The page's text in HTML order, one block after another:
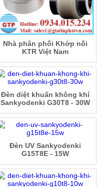
Nhà phân phối Khớp nối
KTR Việt Nam
Đèn diệt khuẩn không khí
Sankyodenki G30T8 - 30W
Đèn UV Sankyodenki
G15T8E - 15W